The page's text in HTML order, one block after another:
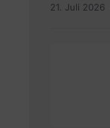
21. Juli 2026